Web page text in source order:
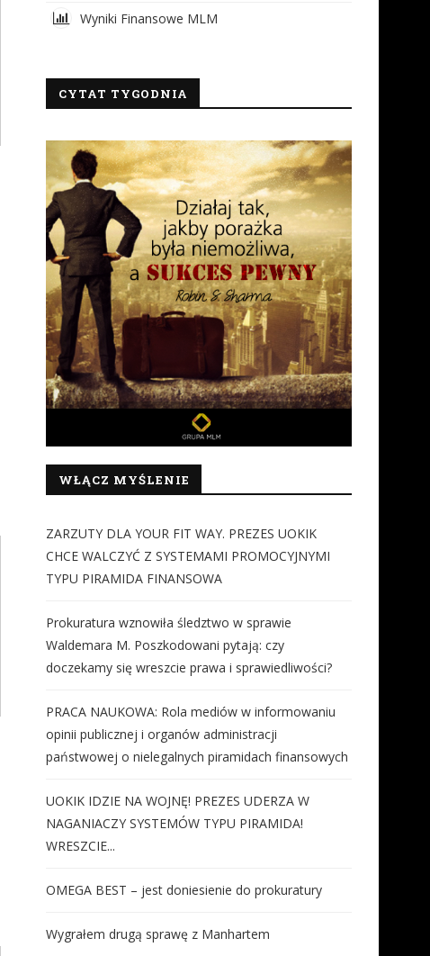
Wyniki Finansowe MLM
CYTAT TYGODNIA
WŁĄCZ MYŚLENIE
ZARZUTY DLA YOUR FIT WAY. PREZES UOKIK
CHCE WALCZYĆ Z SYSTEMAMI PROMOCYJNYMI
TYPU PIRAMIDA FINANSOWA
Prokuratura wznowiła śledztwo w sprawie
Waldemara M. Poszkodowani pytają: czy
doczekamy się wreszcie prawa i sprawiedliwości?
PRACA NAUKOWA: Rola mediów w informowaniu
opinii publicznej i organów administracji
państwowej o nielegalnych piramidach finansowych
UOKIK IDZIE NA WOJNĘ! PREZES UDERZA W
NAGANIACZY SYSTEMÓW TYPU PIRAMIDA!
WRESZCIE...
OMEGA BEST – jest doniesienie do prokuratury
Wygrałem drugą sprawę z Manhartem